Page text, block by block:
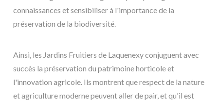
connaissances et sensibiliser à l'importance de la
préservation de la biodiversité.
Ainsi, les Jardins Fruitiers de Laquenexy conjuguent avec
succès la préservation du patrimoine horticole et
l'innovation agricole. Ils montrent que respect de la nature
et agriculture moderne peuvent aller de pair, et qu'il est